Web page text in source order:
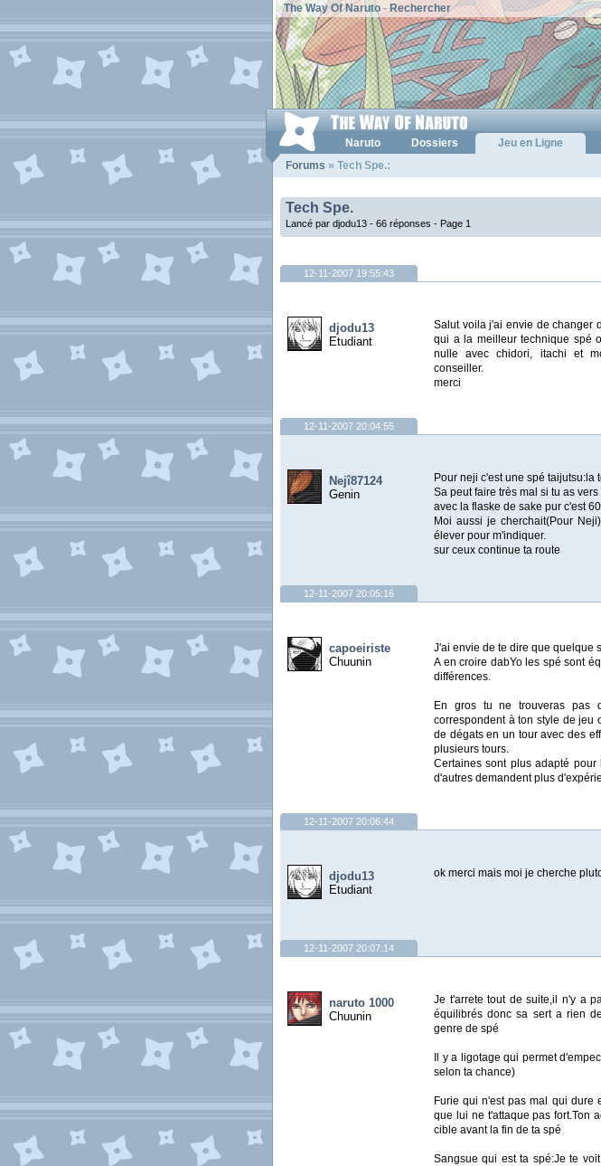
The Way Of Naruto- Rechercher
Naruto Dossiers Jeu en Ligne
Forums » Tech Spe.:
Tech Spe.
Lancé par djodu13 - 66 réponses - Page 1
12-11-2007 19:55:43
djodu13
Etudiant
Salut voila j'ai envie de changer
qui a la meilleur technique spé
nulle avec chidori, itachi et
conseiller.
merci
12-11-2007 20:04:55
Nejî87124
Genin
Pour neji c'est une spé
Sa peut faire très mal si tu as
avec la flaske de sake pur c'est
Moi aussi je cherchait(Pour
élever pour m'indiquer.
sur ceux continue ta route
12-11-2007 20:05:16
capoeiriste
Chuunin
J'ai envie de te dire que quelque
A en croire dabYo les spé sont
différences.
En gros tu ne trouveras pas
correspondent à ton style de jeu
de dégats en un tour avec des
plusieurs tours.
Certaines sont plus adapté
d'autres demandent plus
12-11-2007 20:06:44
djodu13
Etudiant
ok merci mais moi je cherche
12-11-2007 20:07:14
naruto 1000
Chuunin
Je t'arrete tout de suite,il n'y a
équilibrés donc sa sert a rien
genre de spé
Il y a ligotage qui permet
selon ta chance)
Furie qui n'est pas mal qui dure
que lui ne t'attaque pas fort.Ton
cible avant la fin de ta spé
Sangsue qui est ta spé:Je te